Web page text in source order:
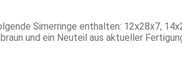
Simerringe enthalten: 12x28x7,
und ein Neuteil aus aktueller